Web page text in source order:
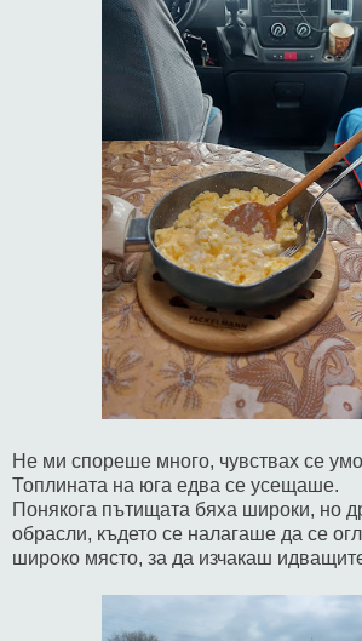
Не ми спореше много, чувствах се
Топлината на юга едва се усещаше.
Понякога пътищата бяха широки, но
обрасли, където се налагаше да се
широко място, за да изчакаш